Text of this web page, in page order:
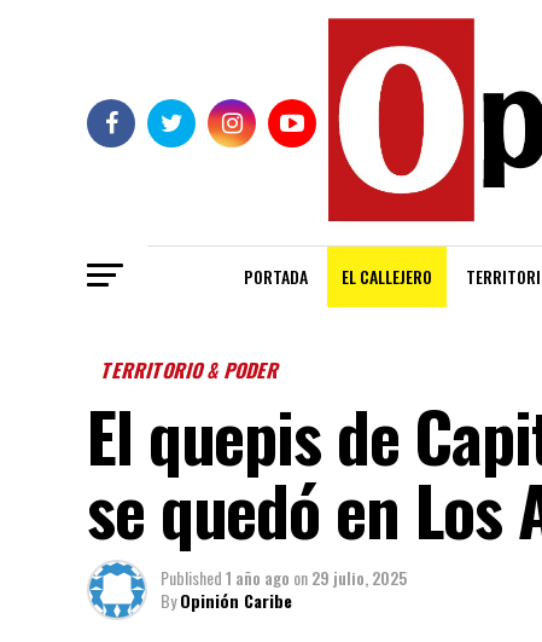
PORTADA EL CALLEJERO
TERRITORIO & PODER
El quepis de
se quedó en Los
Published1 año ago on29 julio, 2025
ByOpinión Caribe